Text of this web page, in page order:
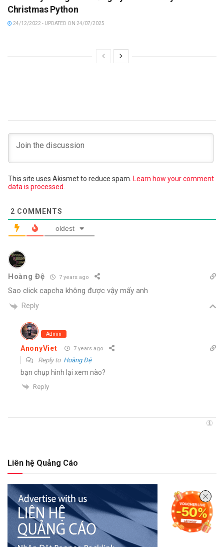
Christmas Python
24/12/2022 - UPDATED ON 24/07/2025
This site uses Akismet to reduce spam. Learn how your comment
data is processed.
2 COMMENTS
oldest
Hoàng Đệ 7 years ago
Sao click capcha không được vậy mấy anh
Reply
Admin
AnonyViet 7 years ago
Reply to Hoàng Đệ
bạn chụp hình lại xem nào?
Reply
Liên hệ Quảng Cáo